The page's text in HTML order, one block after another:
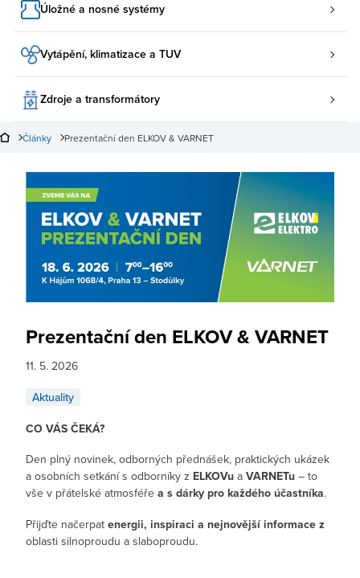
Úložné a nosné systémy
Vytápění, klimatizace a TUV
Zdroje a transformátory
Prezentační den ELKOV & VARNET
Články
Prezentační den ELKOV & VARNET
11. 5. 2026
Aktuality
CO VÁS ČEKÁ?
Den plný novinek, odborných přednášek, praktických ukázek
a osobních setkání s odborníky z ELKOVu a VARNETu – to
vše v přátelské atmosféře a s dárky pro každého účastníka.
Přijďte načerpat energii, inspiraci a nejnovější informace z
oblasti silnoproudu a slaboproudu.